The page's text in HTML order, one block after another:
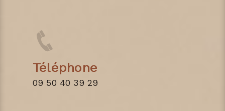
Téléphone
09 50 40 39 29